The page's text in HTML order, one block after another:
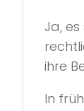
Ja,
ihre
In